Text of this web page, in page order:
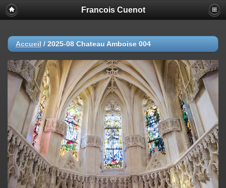
Francois Cuenot
Accueil / 2025-08 Chateau Amboise 004